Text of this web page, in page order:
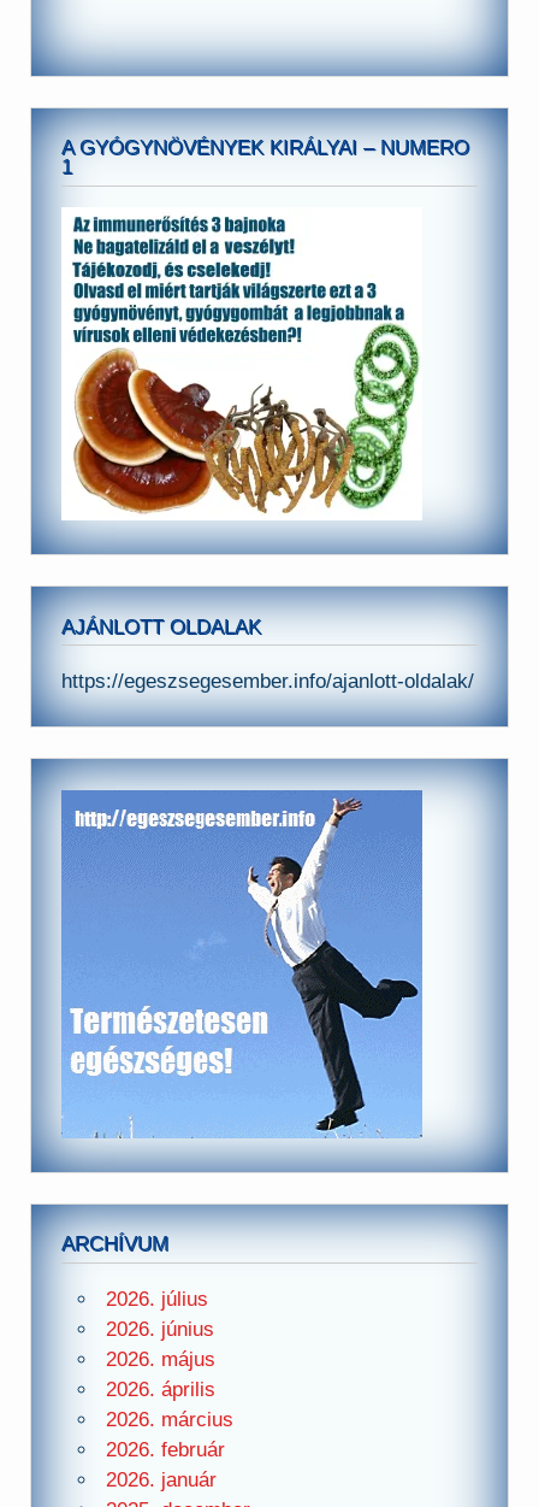
A GYÓGYNÖVÉNYEK KIRÁLYAI – NUMERO
1
AJÁNLOTT OLDALAK
https://egeszsegesember.info/ajanlott-oldalak/
ARCHÍVUM
2026. július
2026. június
2026. május
2026. április
2026. március
2026. február
2026. január